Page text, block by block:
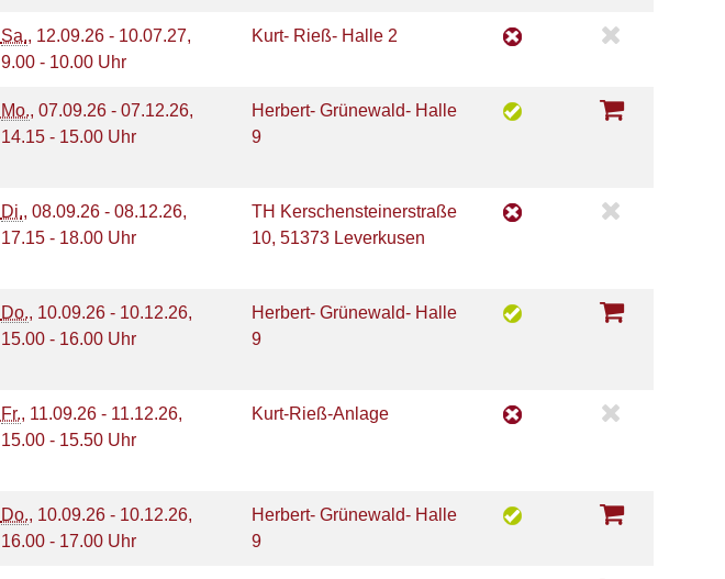
Sa., 12.09.26 - 10.07.27,
9.00 - 10.00 Uhr
Kurt- Rieß- Halle 2
Mo., 07.09.26 - 07.12.26,
14.15 - 15.00 Uhr
Herbert- Grünewald- Halle
9
Di., 08.09.26 - 08.12.26,
17.15 - 18.00 Uhr
TH Kerschensteinerstraße
10, 51373 Leverkusen
Do., 10.09.26 - 10.12.26,
15.00 - 16.00 Uhr
Herbert- Grünewald- Halle
9
Fr., 11.09.26 - 11.12.26,
15.00 - 15.50 Uhr
Kurt-Rieß-Anlage
Do., 10.09.26 - 10.12.26,
16.00 - 17.00 Uhr
Herbert- Grünewald- Halle
9